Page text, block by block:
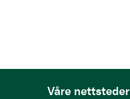
Våre nettsteder